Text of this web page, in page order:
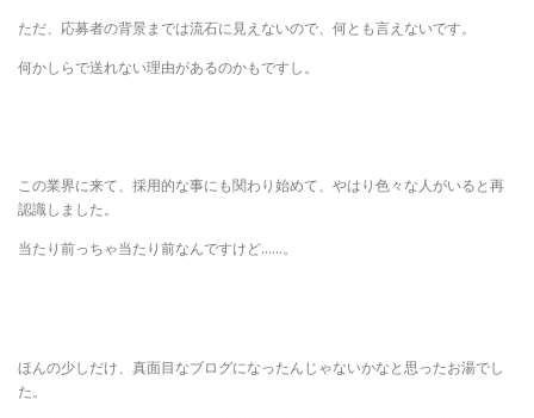
ただ、応募者の背景までは流石に見えないので、何とも言えないです。
何かしらで送れない理由があるのかもですし。
この業界に来て、採用的な事にも関わり始めて、やはり色々な人がいると再
認識しました。
当たり前っちゃ当たり前なんですけど……。
ほんの少しだけ、真面目なブログになったんじゃないかなと思ったお湯でし
た。